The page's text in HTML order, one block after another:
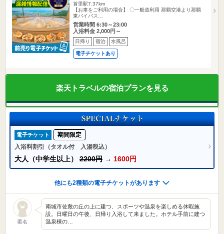
首里駅7.37km
【お車をご利用の場合】 〇一般道利用 那覇空港より那覇
東バイパス…
営業時間 6:30～23:00
入浴料金 2,000円～
日帰り 宿泊 水風呂
電子チケットあり
楽天トラベルの宿泊プランを見る
電子チケット
期間限定
入浴料割引（タオル付 入湯税込）
大人（中学生以上） 2200円 → 1600円
他にも2種類の電子チケットがあります
匿名
南城市佐敷の丘の上に建つ、スポーツや温泉を楽しめる休暇施
設。日曜日の午後、日帰り入浴して来ました。ホテル手前に建つ
温泉棟の…